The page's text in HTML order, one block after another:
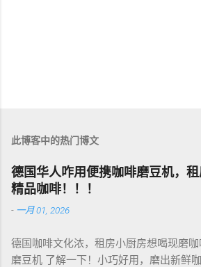
此博客中的热门博文
德国华人咋用便携咖啡磨豆机，
精品咖啡！！！
- 一月 01, 2026
德国咖啡文化浓，租房小厨房想喝现磨
磨豆机 了解一下！小巧好用，磨出新鲜